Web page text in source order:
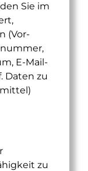
Sie im
(Vor-
E-Mail-
Daten zu
zu